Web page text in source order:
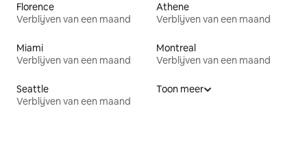
Florence
Verblijven van een maand
Athene
Verblijven van een maand
Miami
Verblijven van een maand
Montreal
Verblijven van een maand
Seattle
Verblijven van een maand
Toon meer